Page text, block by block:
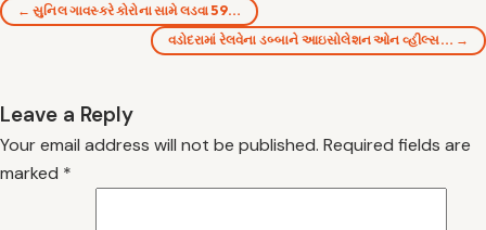
← સુનિલ ગાવસ્કરે કોરોના સામે લડવા 59…
વડોદરામાં રેલવેના ડબ્બાને આઇસોલેશન ઓન વ્હીલ્સ… →
Leave a Reply
Your email address will not be published. Required fields are
marked *